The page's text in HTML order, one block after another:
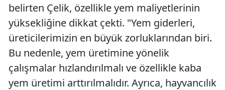
belirten Çelik, özellikle yem maliyetlerinin
yüksekliğine dikkat çekti. "Yem giderleri,
üreticilerimizin en büyük zorluklarından biri.
Bu nedenle, yem üretimine yönelik
çalışmalar hızlandırılmalı ve özellikle kaba
yem üretimi arttırılmalıdır. Ayrıca, hayvancılık